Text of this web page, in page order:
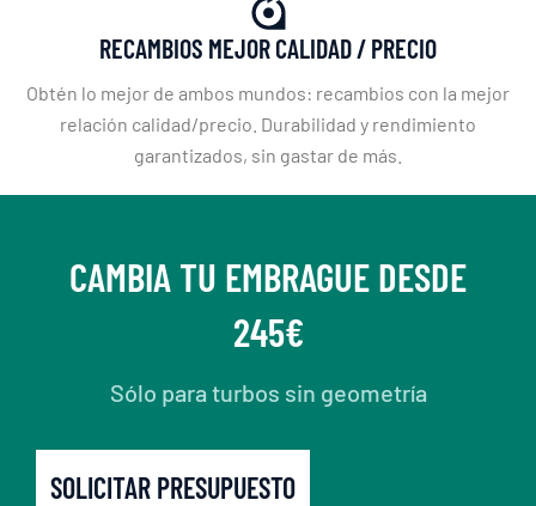
RECAMBIOS MEJOR CALIDAD / PRECIO
Obtén lo mejor de ambos mundos: recambios con la mejor
relación calidad/precio. Durabilidad y rendimiento
garantizados, sin gastar de más.
CAMBIA TU EMBRAGUE DESDE
245€
Sólo para turbos sin geometría
SOLICITAR PRESUPUESTO